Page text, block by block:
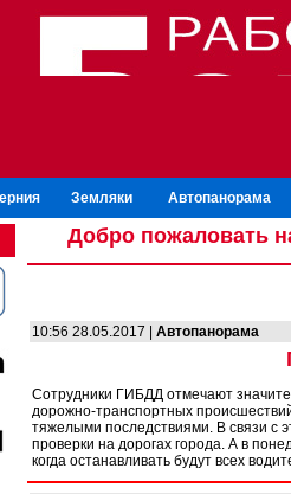
Земляки Автопанорама
Добро пожаловать
10:56 28.05.2017 | Автопанорама
Сотрудники ГИБДД отмечают
дорожно-транспортных
тяжелыми последствиями. В связи с
проверки на дорогах города. А в
когда останавливать будут всех